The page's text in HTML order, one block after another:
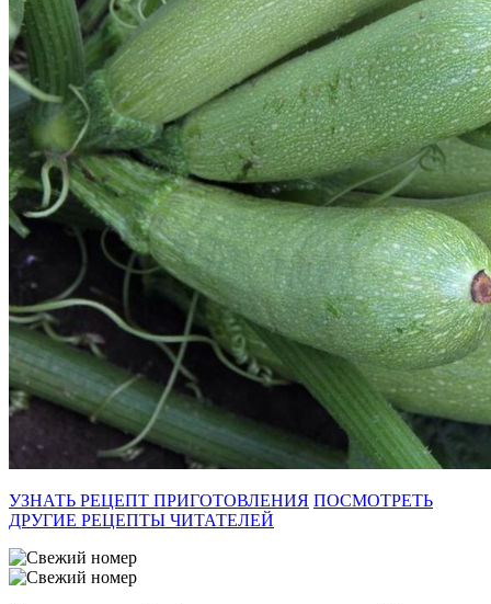
УЗНАТЬ РЕЦЕПТ ПРИГОТОВЛЕНИЯ ПОСМОТРЕТЬ
ДРУГИЕ РЕЦЕПТЫ ЧИТАТЕЛЕЙ